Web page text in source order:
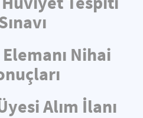
Nihai
Alım İlanı